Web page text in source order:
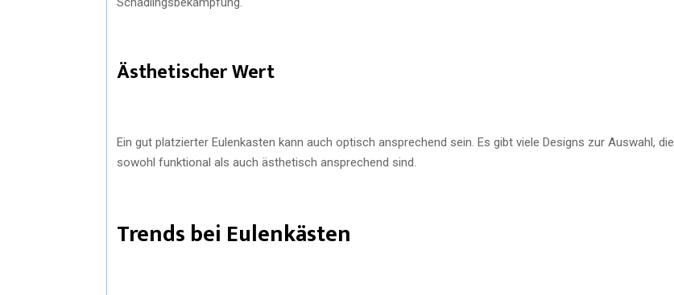
Ästhetischer Wert
Ein gut platzierter Eulenkasten kann auch optisch ansprechend sein. Es gibt viele Designs zur Auswahl, die
sowohl funktional als auch ästhetisch ansprechend sind.
Trends bei Eulenkästen